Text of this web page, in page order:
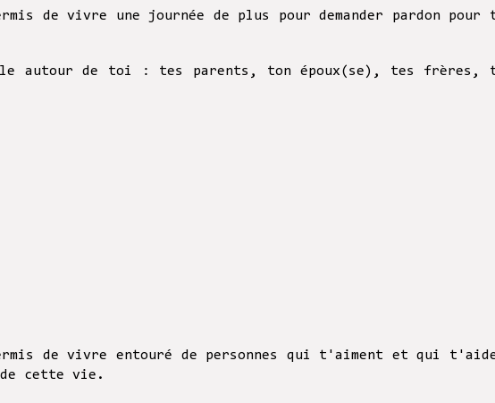
de vivre une journée de plus pour demander pardon pour
autour de toi : tes parents, ton époux(se), tes frères,
de vivre entouré de personnes qui t'aiment et qui
cette vie.